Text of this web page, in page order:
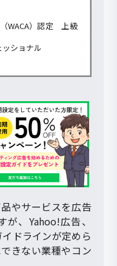
WACA）認定 上級
ショナル
やサービスを広告
、Yahoo!広告、
ドラインが定めら
きない業種やコン